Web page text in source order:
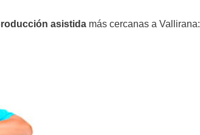
asistida más cercanas a Vallirana: